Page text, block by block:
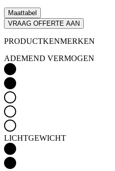
Maattabel
VRAAG OFFERTE AAN
PRODUCTKENMERKEN
ADEMEND VERMOGEN
LICHTGEWICHT